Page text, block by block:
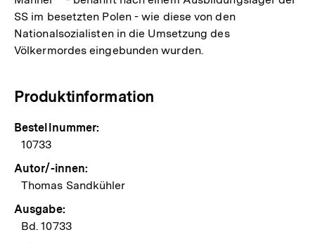
SS im besetzten Polen - wie diese von den
Nationalsozialisten in die Umsetzung des
Völkermordes eingebunden wurden.
Produktinformation
Bestellnummer:
10733
Autor/-innen:
Thomas Sandkühler
Ausgabe:
Bd. 10733